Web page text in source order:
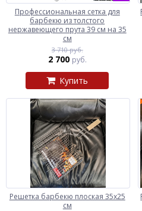
Профессиональная сетка для
барбекю из толстого
нержавеющего прута 39 см на 35
см
3 710 руб.
2 700 руб.
Купить
Решетка барбекю плоская 35х25
см